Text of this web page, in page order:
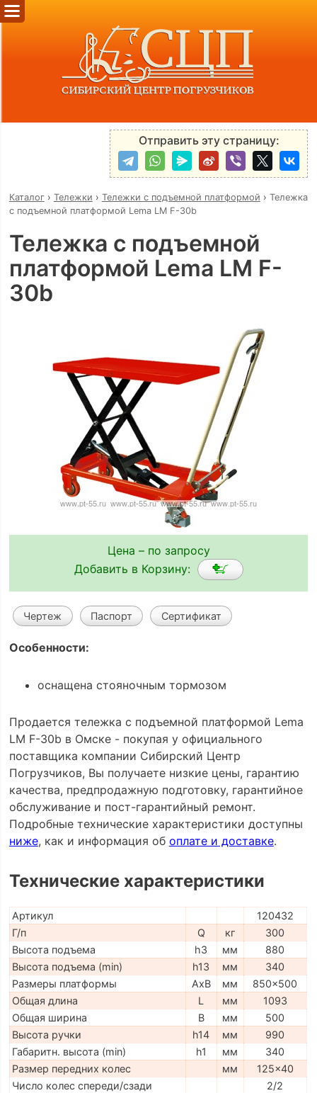
Отправить эту страницу:
Каталог› Тележки › Тележки с подъемной платформой › Тележка
с подъемной платформой Lema LM F-30b
Тележка с подъемной
платформой Lema LM F-
30b
Цена – по запросу
Добавить в Корзину:
Чертеж Паспорт Сертификат
Особенности:
оснащена стояночным тормозом
Продается тележка с подъемной платформой Lema
LM F-30b в Омске - покупая у официального
поставщика компании Сибирский Центр
Погрузчиков, Вы получаете низкие цены, гарантию
качества, предпродажную подготовку, гарантийное
обслуживание и пост-гарантийный ремонт.
Подробные технические характеристики доступны
ниже, как и информация об оплате и доставке.
Технические характеристики
Артикул
120432
Г/п
Q кг
300
Высота подъема
h3 мм
880
Высота подъема (min)
h13 мм
340
Размеры платформы
AxB мм
850x500
Общая длина
L мм
1093
Общая ширина
B мм
500
Высота ручки
h14 мм
990
Габаритн. высота (min)
h1 мм
340
Размер передних колес
мм
125x40
Число колес спереди/сзади
2/2